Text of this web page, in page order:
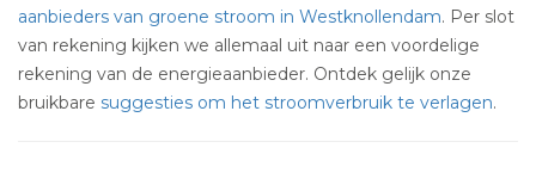
aanbieders van groene stroom in Westknollendam. Per slot
van rekening kijken we allemaal uit naar een voordelige
rekening van de energieaanbieder. Ontdek gelijk onze
bruikbare suggesties om het stroomverbruik te verlagen.